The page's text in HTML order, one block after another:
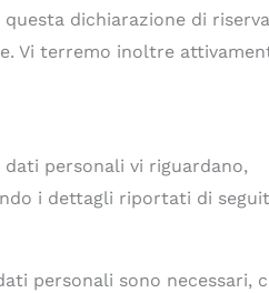
dichiarazione di
Vi terremo inoltre
personali vi riguardano,
i dettagli riportati di
personali sono necessari,